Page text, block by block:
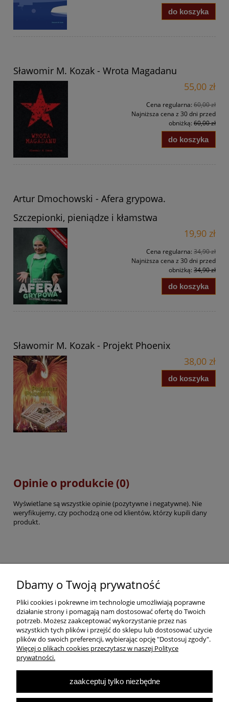
do koszyka
Sławomir M. Kozak - Wrota Magadanu
55,00 zł
Cena regularna: 60,00 zł
Najniższa cena z 30 dni przed
obniżką: 60,00 zł
do koszyka
Artur Dmochowski - Afera grypowa.
Szczepionki, pieniądze i kłamstwa
19,90 zł
Cena regularna: 34,90 zł
Najniższa cena z 30 dni przed
obniżką: 34,90 zł
do koszyka
Sławomir M. Kozak - Projekt Phoenix
38,00 zł
do koszyka
Opinie o produkcie (0)
Wyświetlane są wszystkie opinie (pozytywne i negatywne). Nie
weryfikujemy, czy pochodzą one od klientów, którzy kupili dany
produkt.
Pomoc
Dostawa
Moje konto
Największa Księgarnia Internetowa Po Prawej Stronie, ulubiona księgarnia
Dbamy o Twoją prywatność
Pliki cookies i pokrewne im technologie umożliwiają poprawne
działanie strony i pomagają nam dostosować ofertę do Twoich
potrzeb. Możesz zaakceptować wykorzystanie przez nas
wszystkich tych plików i przejść do sklepu lub dostosować użycie
plików do swoich preferencji, wybierając opcję "Dostosuj zgody".
Więcej o plikach cookies przeczytasz w naszej Polityce
prywatności.
zaakceptuj tylko niezbędne